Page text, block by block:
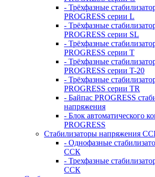
- Трёхфазные
PROGRESS серии L
- Трёхфазные
PROGRESS серии SL
- Трёхфазные
PROGRESS серии T
- Трёхфазные
PROGRESS серии T-20
- Трёхфазные
PROGRESS серии TR
- Байпас PROGRESS
напряжения
- Блок автоматического
PROGRESS
Стабилизаторы напряжения
- Однофазные
ССК
- Трехфазные
ССК